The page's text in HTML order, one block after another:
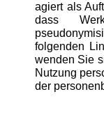
agiert als
dass
folgenden
wenden Sie
Nutzung
der